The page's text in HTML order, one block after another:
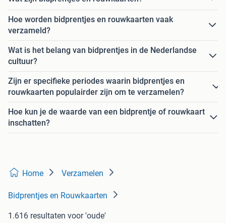
Hoe worden bidprentjes en rouwkaarten vaak
verzameld?
Wat is het belang van bidprentjes in de Nederlandse
cultuur?
Zijn er specifieke periodes waarin bidprentjes en
rouwkaarten populairder zijn om te verzamelen?
Hoe kun je de waarde van een bidprentje of rouwkaart
inschatten?
Home Verzamelen
Bidprentjes en Rouwkaarten
1.616 resultaten voor 'oude'